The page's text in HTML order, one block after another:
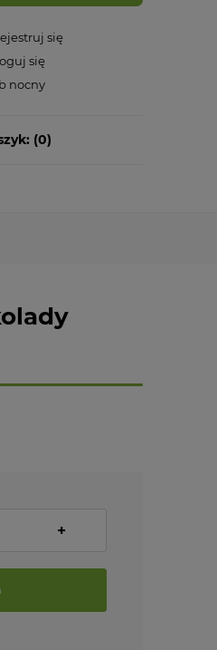
się
się
(0)
+